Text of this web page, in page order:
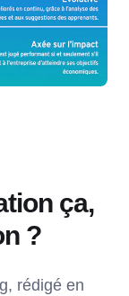
ça,
?
rédigé en